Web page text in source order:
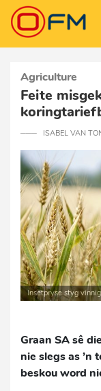
Agriculture
Feite
─── ISABEL VAN
Insetpryse styg
Graan SA sê
nie slegs as ’n
beskou word